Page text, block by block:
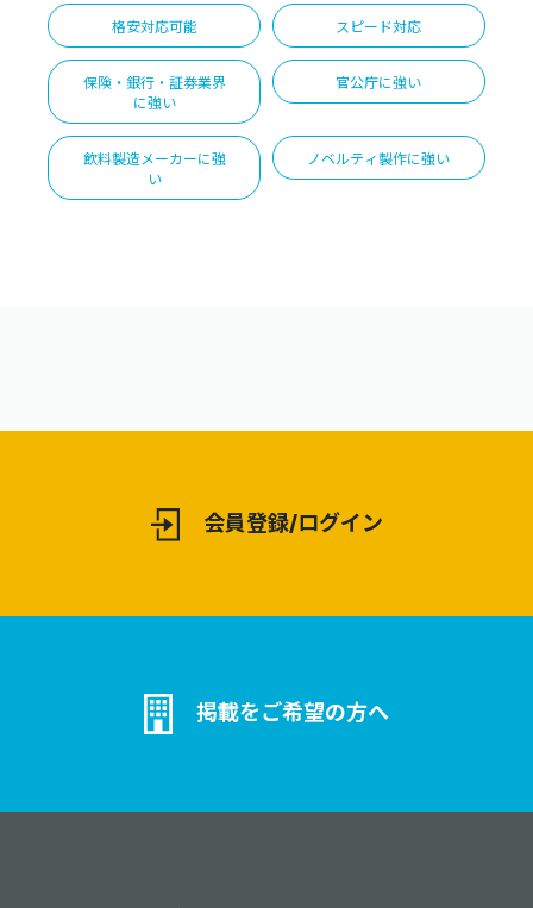
格安対応可能 スピード対応
保険・銀行・証券業界
に強い
官公庁に強い
飲料製造メーカーに強
い
ノベルティ製作に強い
会員登録/ログイン
掲載をご希望の方へ